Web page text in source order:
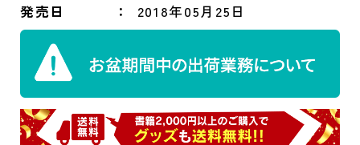
発売日 2018年05月25日